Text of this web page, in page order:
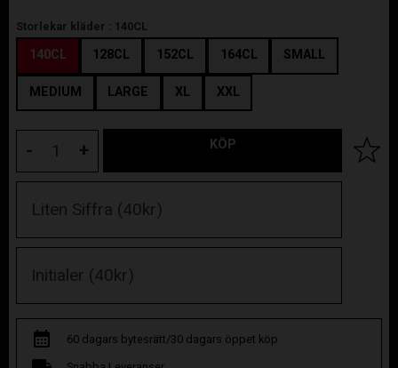
Storlekar kläder : 140CL
140CL 128CL 152CL 164CL SMALL
MEDIUM LARGE XL XXL
+
- KÖP Lägg
60 dagars bytesrätt/30 dagars öppet köp